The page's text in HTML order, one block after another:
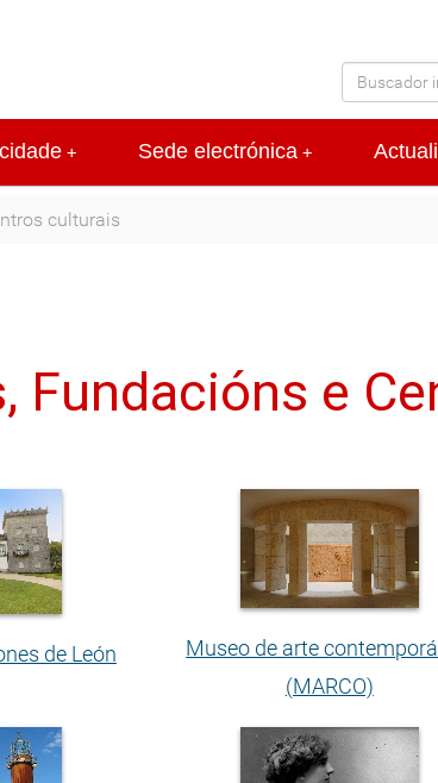
+ +
Sede electrónica
culturais
Fundacións e
de León
Museo de arte
(MARCO)